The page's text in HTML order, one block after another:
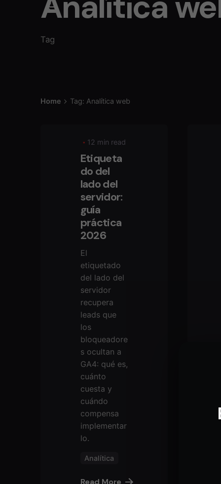
Tag
Home Tag: Analítica web
12 min read
Etiqueta
do del
lado del
servidor:
guía
práctica
2026
El
etiquetado
del lado del
servidor
recupera
leads que
los
bloqueadore
s ocultan a
GA4: qué es,
cuánto
cuesta y
cuándo
compensa
implementar
lo.
Analítica
Read More